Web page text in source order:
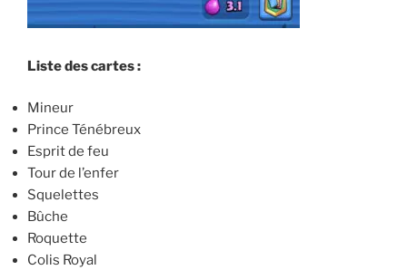
Liste des cartes :
Mineur
Prince Ténébreux
Esprit de feu
Tour de l’enfer
Squelettes
Bûche
Roquette
Colis Royal